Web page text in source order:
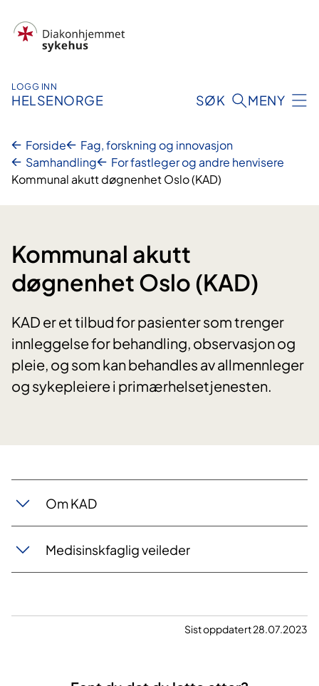
innhold
LOGG INN
HELSENORGE SØK MENY
Forside
Fag, forskning og innovasjon
Samhandling
For fastleger og andre henvisere
Kommunal akutt døgnenhet Oslo (KAD)
Kommunal akutt
døgnenhet Oslo (KAD)
KAD er et tilbud for pasienter som trenger
innleggelse for behandling, observasjon og
pleie, og som kan behandles av allmennleger
og sykepleiere i primærhelsetjenesten.
Om KAD​
Medisinskfaglig veileder
Sist oppdatert 28.07.2023